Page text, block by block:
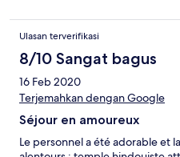
Ulasan terverifikasi
8/10 Sangat bagus
16 Feb 2020
Terjemahkan dengan Google
Séjour en amoureux
Le personnel a été adorable et